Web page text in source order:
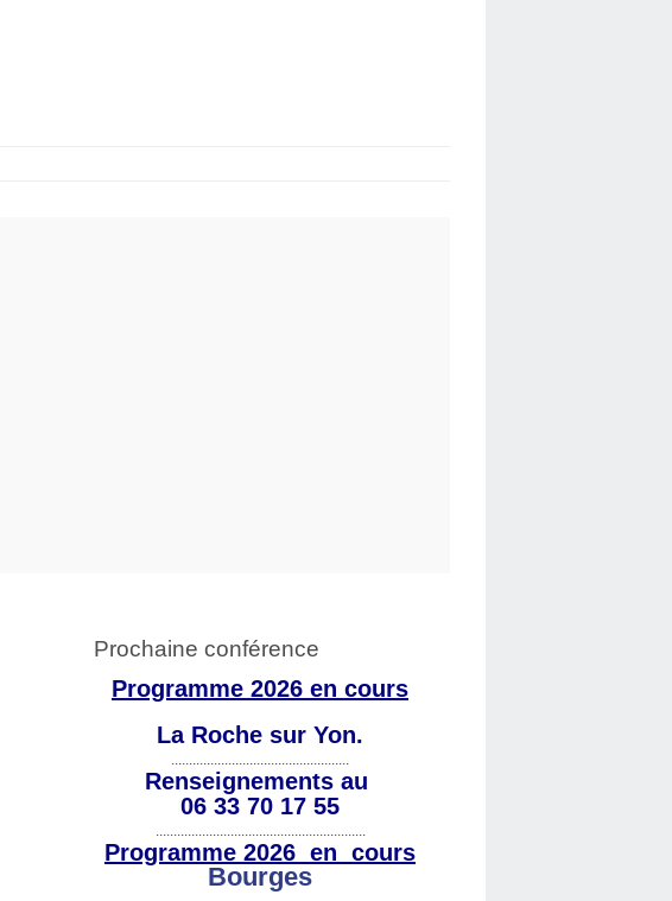
Prochaine conférence
Programme 2026 en cours
La Roche sur Yon.
..................................................
Renseignements au
06 33 70 17 55
...........................................................
Programme 2026 en cours
Bourges